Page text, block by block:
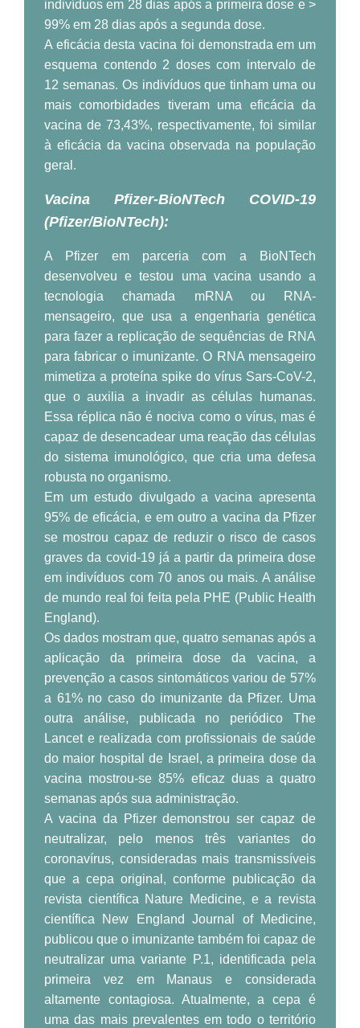
indivíduos em 28 dias após a primeira dose e >
99% em 28 dias após a segunda dose.
A eficácia desta vacina foi demonstrada em um
esquema contendo 2 doses com intervalo de
12 semanas. Os indivíduos que tinham uma ou
mais comorbidades tiveram uma eficácia da
vacina de 73,43%, respectivamente, foi similar
à eficácia da vacina observada na população
geral.
Vacina Pfizer-BioNTech COVID-19
(Pfizer/BioNTech):
A Pfizer em parceria com a BioNTech
desenvolveu e testou uma vacina usando a
tecnologia chamada mRNA ou RNA-
mensageiro, que usa a engenharia genética
para fazer a replicação de sequências de RNA
para fabricar o imunizante. O RNA mensageiro
mimetiza a proteína spike do vírus Sars-CoV-2,
que o auxilia a invadir as células humanas.
Essa réplica não é nociva como o vírus, mas é
capaz de desencadear uma reação das células
do sistema imunológico, que cria uma defesa
robusta no organismo.
Em um estudo divulgado a vacina apresenta
95% de eficácia, e em outro a vacina da Pfizer
se mostrou capaz de reduzir o risco de casos
graves da covid-19 já a partir da primeira dose
em indivíduos com 70 anos ou mais. A análise
de mundo real foi feita pela PHE (Public Health
England).
Os dados mostram que, quatro semanas após a
aplicação da primeira dose da vacina, a
prevenção a casos sintomáticos variou de 57%
a 61% no caso do imunizante da Pfizer. Uma
outra análise, publicada no periódico The
Lancet e realizada com profissionais de saúde
do maior hospital de Israel, a primeira dose da
vacina mostrou-se 85% eficaz duas a quatro
semanas após sua administração.
A vacina da Pfizer demonstrou ser capaz de
neutralizar, pelo menos três variantes do
coronavírus, consideradas mais transmissíveis
que a cepa original, conforme publicação da
revista científica Nature Medicine, e a revista
científica New England Journal of Medicine,
publicou que o imunizante também foi capaz de
neutralizar uma variante P.1, identificada pela
primeira vez em Manaus e considerada
altamente contagiosa. Atualmente, a cepa é
uma das mais prevalentes em todo o território